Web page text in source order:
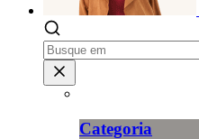
Categoria